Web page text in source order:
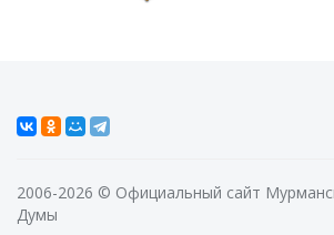
2006-2026 © Официальный сайт
Думы